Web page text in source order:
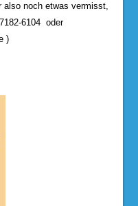
also noch etwas vermisst,
6104 oder
)